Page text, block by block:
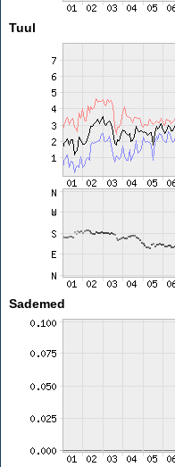
Tuul
Sademed